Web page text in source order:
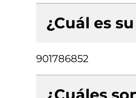
¿Cuál es
901786852